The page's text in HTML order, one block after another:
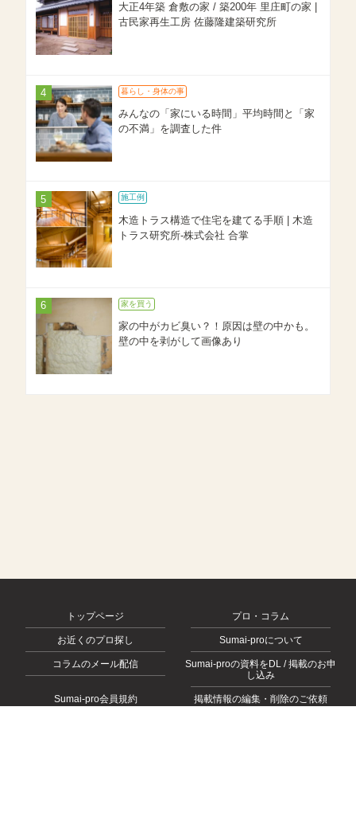
大正4年築 倉敷の家 / 築200年 里庄町の家 |
古民家再生工房 佐藤隆建築研究所
暮らし・身体の事
みんなの「家にいる時間」平均時間と「家
の不満」を調査した件
施工例
木造トラス構造で住宅を建てる手順 | 木造
トラス研究所-株式会社 合掌
家を買う
家の中がカビ臭い？！原因は壁の中かも。
壁の中を剥がして画像あり
トップページ プロ・コラム
お近くのプロ探し Sumai-proについて
コラムのメール配信
Sumai-proの資料をDL / 掲載のお申
し込み
Sumai-pro会員規約 掲載情報の編集・削除のご依頼